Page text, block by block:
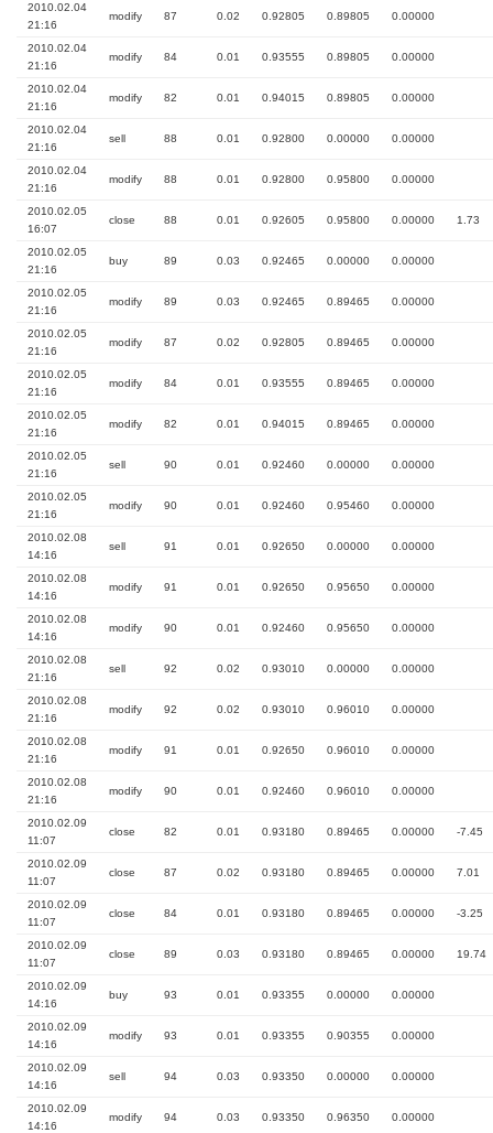
2010.02.04
21:16
modify 87 0.02 0.92805 0.89805 0.00000
2010.02.04
21:16
modify 84 0.01 0.93555 0.89805 0.00000
2010.02.04
21:16
modify 82 0.01 0.94015 0.89805 0.00000
2010.02.04
21:16
sell 88 0.01 0.92800 0.00000 0.00000
2010.02.04
21:16
modify 88 0.01 0.92800 0.95800 0.00000
2010.02.05
16:07
close 88 0.01 0.92605 0.95800 0.00000 1.73
2010.02.05
21:16
buy 89 0.03 0.92465 0.00000 0.00000
2010.02.05
21:16
modify 89 0.03 0.92465 0.89465 0.00000
2010.02.05
21:16
modify 87 0.02 0.92805 0.89465 0.00000
2010.02.05
21:16
modify 84 0.01 0.93555 0.89465 0.00000
2010.02.05
21:16
modify 82 0.01 0.94015 0.89465 0.00000
2010.02.05
21:16
sell 90 0.01 0.92460 0.00000 0.00000
2010.02.05
21:16
modify 90 0.01 0.92460 0.95460 0.00000
2010.02.08
14:16
sell 91 0.01 0.92650 0.00000 0.00000
2010.02.08
14:16
modify 91 0.01 0.92650 0.95650 0.00000
2010.02.08
14:16
modify 90 0.01 0.92460 0.95650 0.00000
2010.02.08
21:16
sell 92 0.02 0.93010 0.00000 0.00000
2010.02.08
21:16
modify 92 0.02 0.93010 0.96010 0.00000
2010.02.08
21:16
modify 91 0.01 0.92650 0.96010 0.00000
2010.02.08
21:16
modify 90 0.01 0.92460 0.96010 0.00000
2010.02.09
11:07
close 82 0.01 0.93180 0.89465 0.00000 -7.45
2010.02.09
11:07
close 87 0.02 0.93180 0.89465 0.00000 7.01
2010.02.09
11:07
close 84 0.01 0.93180 0.89465 0.00000 -3.25
2010.02.09
11:07
close 89 0.03 0.93180 0.89465 0.00000 19.74
2010.02.09
14:16
buy 93 0.01 0.93355 0.00000 0.00000
2010.02.09
14:16
modify 93 0.01 0.93355 0.90355 0.00000
2010.02.09
14:16
sell 94 0.03 0.93350 0.00000 0.00000
2010.02.09
14:16
modify 94 0.03 0.93350 0.96350 0.00000